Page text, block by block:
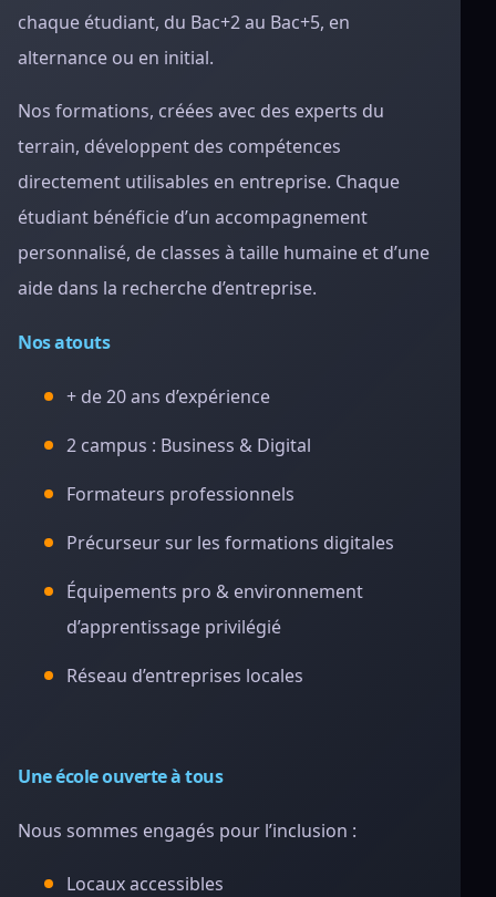
chaque étudiant, du Bac+2 au Bac+5, en
alternance ou en initial.
Nos formations, créées avec des experts du
terrain, développent des compétences
directement utilisables en entreprise. Chaque
étudiant bénéficie d’un accompagnement
personnalisé, de classes à taille humaine et d’une
aide dans la recherche d’entreprise.
Nos atouts
+ de 20 ans d’expérience
2 campus : Business & Digital
Formateurs professionnels
Précurseur sur les formations digitales
Équipements pro & environnement
d’apprentissage privilégié
Réseau d’entreprises locales
Une école ouverte à tous
Nous sommes engagés pour l’inclusion :
Locaux accessibles